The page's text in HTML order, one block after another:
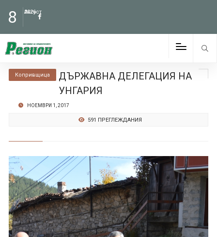
8 Август
2026
Копривщица
ДЪРЖАВНА ДЕЛЕГАЦИЯ НА
УНГАРИЯ
НОЕМВРИ 1, 2017
591 ПРЕГЛЕЖДАНИЯ